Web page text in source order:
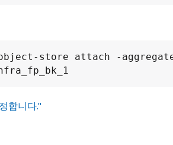
store attach -
합니다."